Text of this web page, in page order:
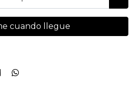
cuando llegue